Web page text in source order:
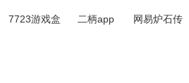
7723游戏盒
二柄app
网易炉石传